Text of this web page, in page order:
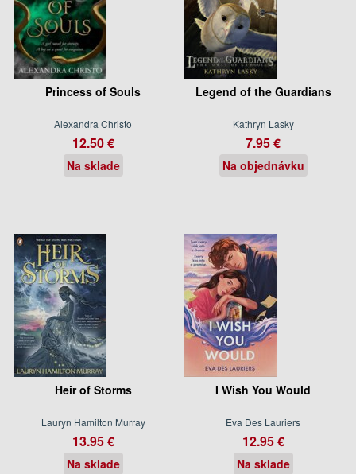
Princess of Souls
Alexandra Christo
12.50 €
Na sklade
Legend of the Guardians
Kathryn Lasky
7.95 €
Na objednávku
Heir of Storms
Lauryn Hamilton Murray
13.95 €
Na sklade
I Wish You Would
Eva Des Lauriers
12.95 €
Na sklade